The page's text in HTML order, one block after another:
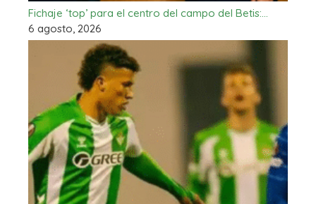
Fichaje ‘top’ para el centro del campo del Betis:…
6 agosto, 2026